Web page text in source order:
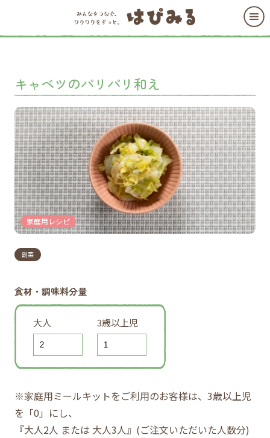
キャベツのパリパリ和え
家庭用レシピ
副菜
食材・調味料分量
大人 3歳以上児
※家庭用ミールキットをご利用のお客様は、3歳以上児
を「0」にし、
『大人2人 または 大人3人』(ご注文いただいた人数分)